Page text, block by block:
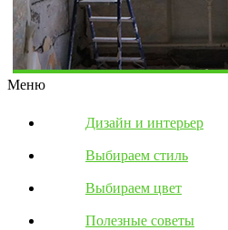
Меню
Дизайн и интерьер
Выбираем стиль
Выбираем цвет
Полезные советы